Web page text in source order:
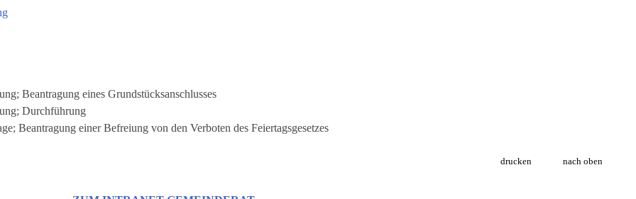
Beantragung eines Grundstücksanschlusses
Durchführung
Beantragung einer Befreiung von den Verboten des Feiertagsgesetzes
drucken nach oben